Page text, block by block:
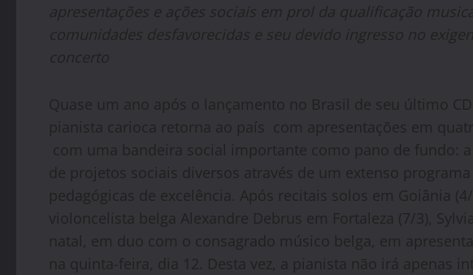
apresentações e ações sociais em prol da qualificação
comunidades desfavorecidas e seu devido ingresso no
concerto
Quase um ano após o lançamento no Brasil de seu último
pianista carioca retorna ao país com apresentações em
com uma bandeira social importante como pano de fundo:
de projetos sociais diversos através de um extenso
pedagógicas de excelência. Após recitais solos em Goiânia
violoncelista belga Alexandre Debrus em Fortaleza (7/3),
natal, em duo com o consagrado músico belga, em
na quinta-feira, dia 12. Desta vez, a pianista não irá apenas